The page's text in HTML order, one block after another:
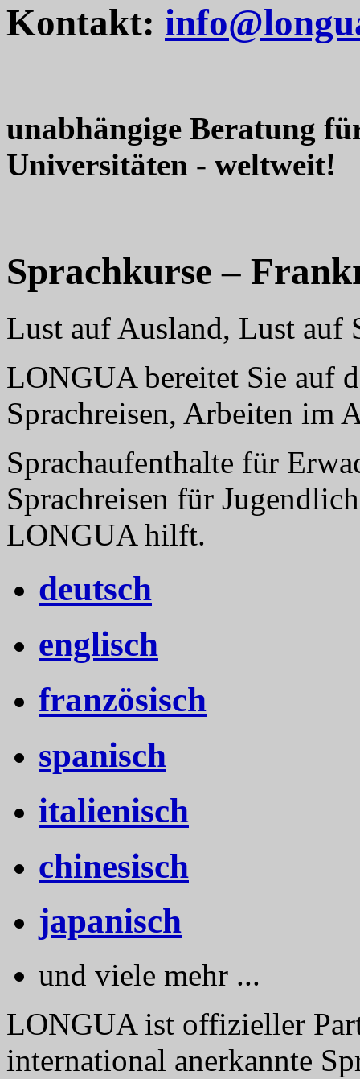
Kontakt:
unabhängige Beratung
Universitäten - weltweit!
Sprachkurse –
Lust auf Ausland, Lust auf
LONGUA bereitet Sie auf
Sprachreisen, Arbeiten im
Sprachaufenthalte für
Sprachreisen für
LONGUA hilft.
deutsch
englisch
französisch
spanisch
italienisch
chinesisch
japanisch
und viele mehr ...
LONGUA ist offizieller
international anerkannte